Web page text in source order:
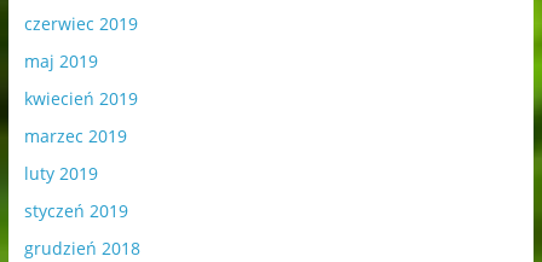
czerwiec 2019
maj 2019
kwiecień 2019
marzec 2019
luty 2019
styczeń 2019
grudzień 2018